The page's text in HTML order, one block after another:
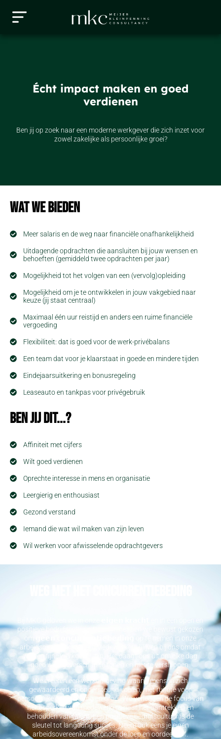
Écht impact maken en goed
verdienen
Ben jij op zoek naar een moderne werkgever die zich inzet voor
zowel zakelijke als persoonlijke groei?
Wat we bieden
Meer salaris en de weg naar financiële onafhankelijkheid
Uitdagende opdrachten die aansluiten bij jouw wensen en
behoeften (gemiddeld twee opdrachten per jaar)
Mogelijkheid tot het volgen van een (vervolg)opleiding
Mogelijkheid om je te ontwikkelen in jouw vakgebied naar
keuze (jij staat centraal)
Maximaal één uur reistijd en anders een ruime financiële
vergoeding
Flexibiliteit: dat is goed voor de werk-privébalans
Een team dat voor je klaarstaat in goede en mindere tijden
Eindejaarsuitkering en bonusregeling
Leaseauto en tankpas voor privégebruik
Ben jij dit...?
Affiniteit met cijfers
Wilt goed verdienen
Oprechte interesse in mens en organisatie
Leergierig en enthousiast
Gezond verstand
Iemand die wat wil maken van zijn leven
Wil werken voor afwisselende opdrachtgevers
positieve bedrijfscultuur. Daarom hebben we bewust gekozen
om 𝗴𝗲𝗲𝗻 𝗰𝗼𝗻𝗰𝘂𝗿𝗿𝗲𝗻𝘁𝗶𝗲𝗯𝗲𝗱𝗶𝗻𝗴 op te nemen in onze
arbeidsovereenkomsten. Medewerkers blijven bij ons omdat
we een fijne werkgever zijn. Het daagt ons uit om elke dag
goed werkgeverschap te tonen en niet te verslappen.
We creëren een werkomgeving waarin mensen zich
gewaardeerd en ondersteund voelen, met ruimte voor
persoonlijke ontwikkeling en groei. We verleggen de focus van
het beperken van medewerkers naar het aantrekken en
behouden van talent. Een positieve bedrijfscultuur is de
sleutel tot langdurig succes. Neem ook eens je eigen
arbeidsovereenkomst onder de loep en oordeel zelf.